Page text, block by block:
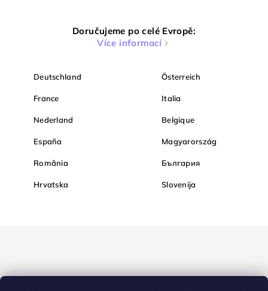
Doručujeme po celé Evropě:
Více informací
Deutschland Österreich
France Italia
Nederland Belgique
España Magyarország
România България
Hrvatska Slovenija